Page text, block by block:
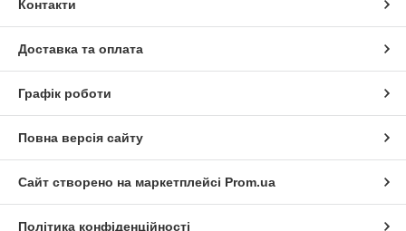
Контакти
Доставка та оплата
Графік роботи
Повна версія сайту
Сайт створено на маркетплейсі Prom.ua
Політика конфіденційності